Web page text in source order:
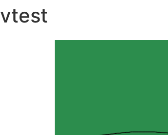
vtest